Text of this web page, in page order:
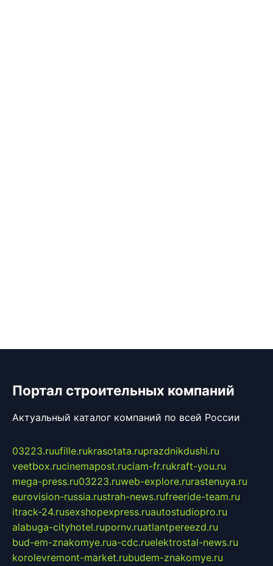
Портал строительных компаний
Актуальный каталог компаний по всей России
03223.ruufille.rukrasotata.ruprazdnikdushi.ru
veetbox.rucinemapost.ruciam-fr.rukraft-you.ru
mega-press.ru03223.ruweb-explore.rurastenuya.ru
eurovision-russia.rustrah-news.rufreeride-team.ru
itrack-24.rusexshopexpress.ruautostudiopro.ru
alabuga-cityhotel.rupornv.ruatlantpereezd.ru
bud-em-znakomye.rua-cdc.ruelektrostal-news.ru
korolevremont-market.rubudem-znakomye.ru